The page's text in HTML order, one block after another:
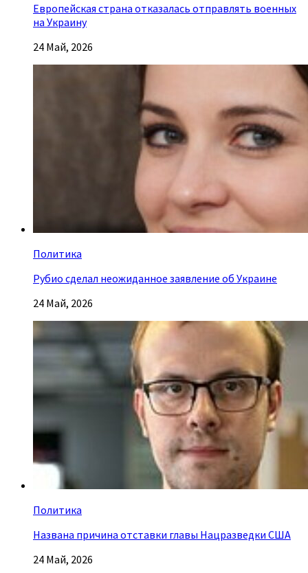
Европейская страна отказалась отправлять военных
на Украину
24 Май, 2026
Политика
Рубио сделал неожиданное заявление об Украине
24 Май, 2026
Политика
Названа причина отставки главы Нацразведки США
24 Май, 2026